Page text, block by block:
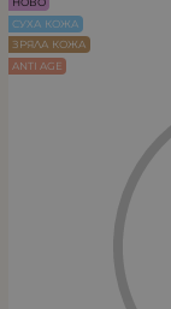
НОВО
СУХА КОЖА
ЗРЯЛА КОЖА
ANTI AGE